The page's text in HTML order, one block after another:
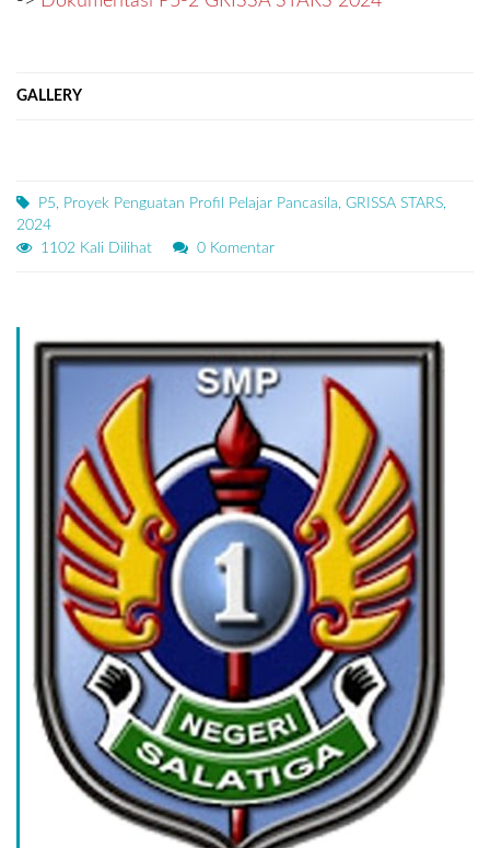
GALLERY
P5, Proyek Penguatan Profil Pelajar Pancasila, GRISSA STARS,
2024
1102 Kali Dilihat
0 Komentar